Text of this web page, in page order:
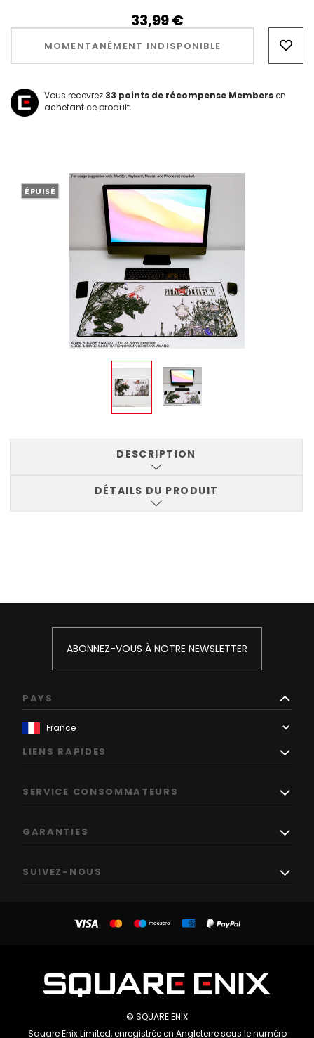
33,99‎ ‎€
MOMENTANÉMENT INDISPONIBLE
Vous recevrez 33 points de récompense Membersen
achetant ce produit.
ÉPUISÉ
DESCRIPTION
DÉTAILS DU PRODUIT
ABONNEZ-VOUS À NOTRE NEWSLETTER
PAYS
LIENS RAPIDES
SERVICE CONSOMMATEURS
GARANTIES
SUIVEZ-NOUS
© SQUARE ENIX
Square Enix Limited, enregistrée en Angleterre sous le numéro